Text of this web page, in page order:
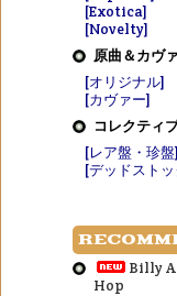
[Exotica]
[Novelty]
原曲＆カヴ
[オリジナル]
[カヴァー]
コレクティ
[レア盤・珍盤]
[デッドスト
Billy
Hop